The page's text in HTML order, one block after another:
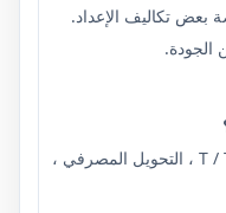
تكاليف الإعداد.
الجودة.
ج: ضمان التجارة علي بابا ، باي بال ، T / T ، التحويل المصرفي ،